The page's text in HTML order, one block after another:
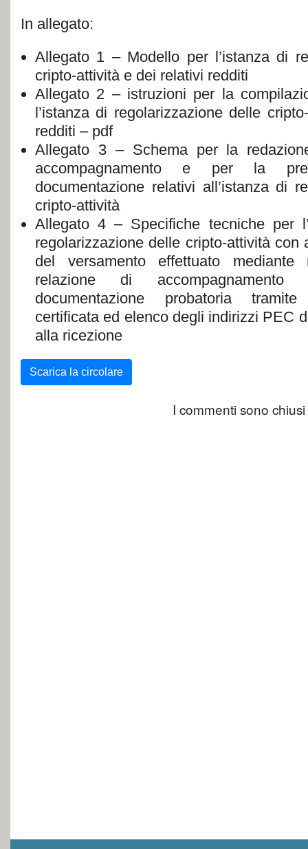
In allegato:
Allegato 1 – Modello per l’istanza di
cripto-attività e dei relativi redditi
Allegato 2 – istruzioni per la
l’istanza di regolarizzazione delle
redditi – pdf
Allegato 3 – Schema per la
accompagnamento e per la
documentazione relativi all’istanza di
cripto-attività
Allegato 4 – Specifiche tecniche per
regolarizzazione delle cripto-attività con
del versamento effettuato
relazione di
documentazione probatoria
certificata ed elenco degli indirizzi PEC
alla ricezione
Scarica la circolare
I commenti sono chiusi